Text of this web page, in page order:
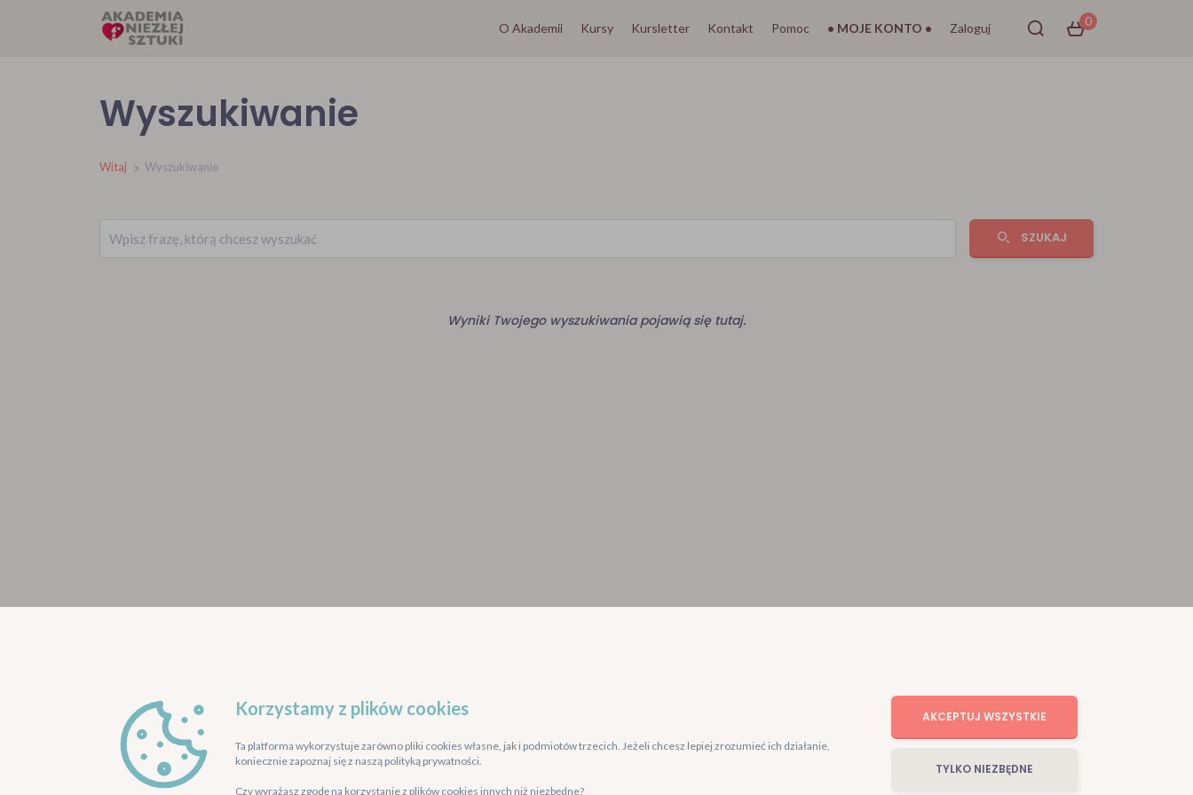
O Akademii Kursy Kursletter Kontakt Pomoc • MOJE KONTO • Zaloguj 0
Wyszukiwanie
Witaj Wyszukiwanie
SZUKAJ
Wyniki Twojego wyszukiwania pojawią się tutaj.
Korzystamy z plików cookies
Ta platforma wykorzystuje zarówno pliki cookies własne, jak i podmiotów trzecich. Jeżeli chcesz lepiej zrozumieć ich działanie,
koniecznie zapoznaj się z naszą polityką prywatności.
Czy wyrażasz zgodę na korzystanie z plików cookies innych niż niezbędne?
AKCEPTUJ WSZYSTKIE
TYLKO NIEZBĘDNE